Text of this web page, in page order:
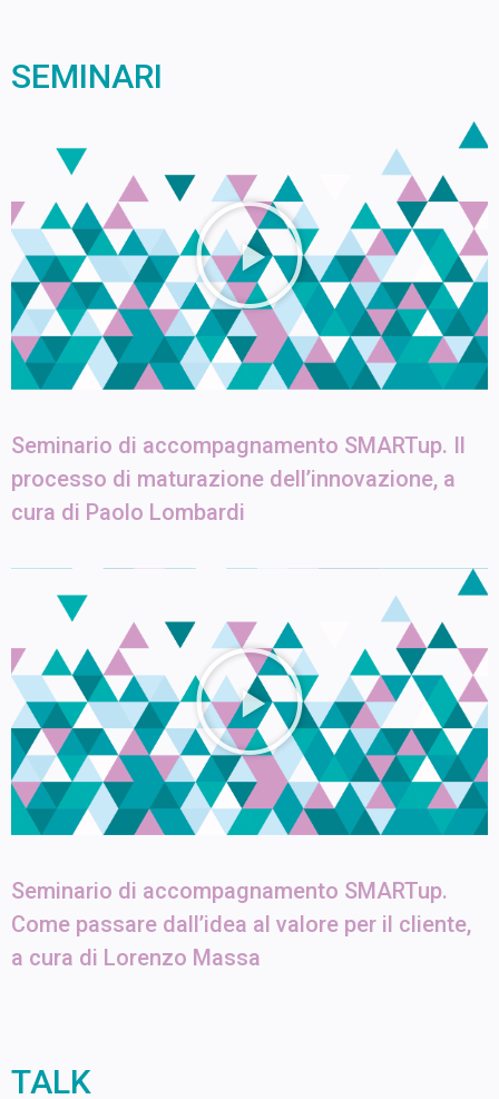
SEMINARI
Seminario di accompagnamento SMARTup. Il
processo di maturazione dell’innovazione, a
cura di Paolo Lombardi
Seminario di accompagnamento SMARTup.
Come passare dall’idea al valore per il cliente,
a cura di Lorenzo Massa
TALK